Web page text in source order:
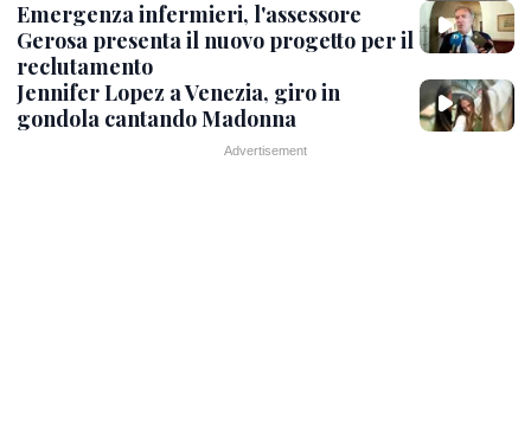
Emergenza infermieri, l'assessore
Gerosa presenta il nuovo progetto per il
reclutamento
Jennifer Lopez a Venezia, giro in
gondola cantando Madonna